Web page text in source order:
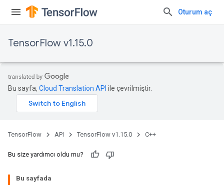
Oturum aç
TensorFlow v1.15.0
Bu sayfa, Cloud Translation API ile çevrilmiştir.
TensorFlow API TensorFlow v1.15.0 C++
Bu size yardımcı oldu mu?
Bu sayfada